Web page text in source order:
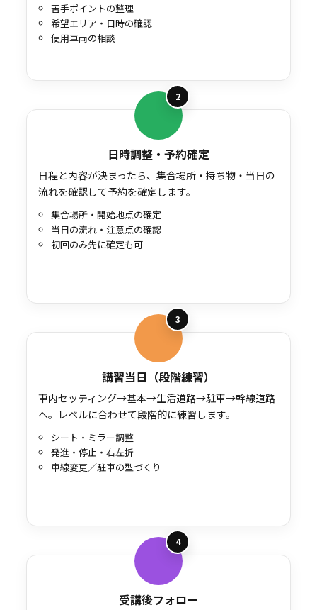
苦手ポイントの整理
希望エリア・日時の確認
使用車両の相談
2
日時調整・予約確定
日程と内容が決まったら、集合場所・持ち物・当日の
流れを確認して予約を確定します。
集合場所・開始地点の確定
当日の流れ・注意点の確認
初回のみ先に確定も可
3
講習当日（段階練習）
車内セッティング→基本→生活道路→駐車→幹線道路
へ。レベルに合わせて段階的に練習します。
シート・ミラー調整
発進・停止・右左折
車線変更／駐車の型づくり
4
受講後フォロー